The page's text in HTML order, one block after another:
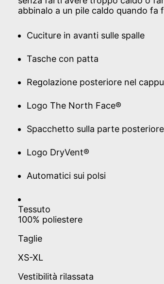
abbinalo a un pile caldo quando fa
Cuciture in avanti sulle spalle
Tasche con patta
Regolazione posteriore nel
Logo The North Face®
Spacchetto sulla parte posteriore
Logo DryVent®
Automatici sui polsi
Tessuto
100% poliestere
Taglie
XS-XL
Vestibilità rilassata